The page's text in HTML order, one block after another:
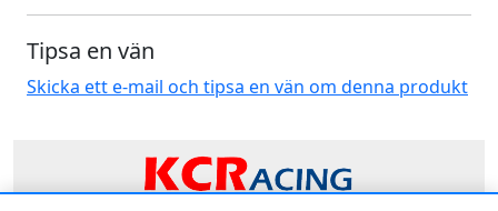
Tipsa en vän
Skicka ett e-mail och tipsa en vän om denna produkt